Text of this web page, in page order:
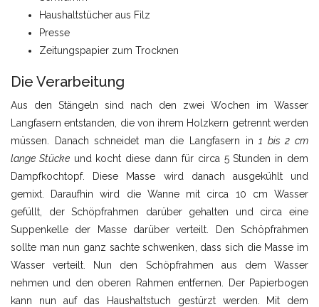
Haushaltstücher aus Filz
Presse
Zeitungspapier zum Trocknen
Die Verarbeitung
Aus den Stängeln sind nach den zwei Wochen im Wasser
Langfasern entstanden, die von ihrem Holzkern getrennt werden
müssen. Danach schneidet man die Langfasern in 1 bis 2 cm
lange Stückeund kocht diese dann für circa 5 Stunden in dem
Dampfkochtopf. Diese Masse wird danach ausgekühlt und
gemixt. Daraufhin wird die Wanne mit circa 10 cm Wasser
gefüllt, der Schöpfrahmen darüber gehalten und circa eine
Suppenkelle der Masse darüber verteilt. Den Schöpfrahmen
sollte man nun ganz sachte schwenken, dass sich die Masse im
Wasser verteilt. Nun den Schöpfrahmen aus dem Wasser
nehmen und den oberen Rahmen entfernen. Der Papierbogen
kann nun auf das Haushaltstuch gestürzt werden. Mit dem